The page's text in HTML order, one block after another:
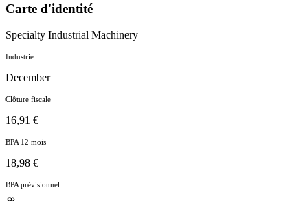
Carte d'identité
Specialty Industrial Machinery
Industrie
December
Clôture fiscale
16,91 €
BPA 12 mois
18,98 €
BPA prévisionnel